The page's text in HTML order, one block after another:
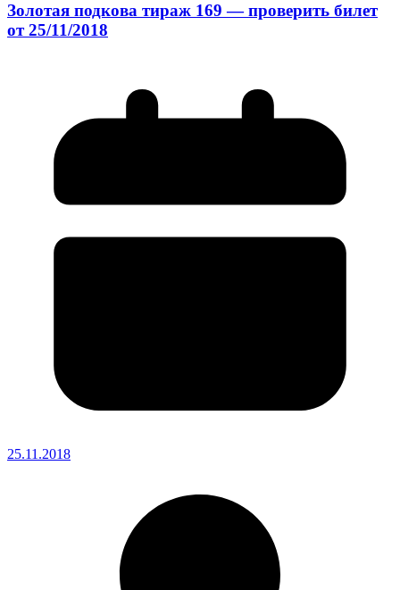
Золотая подкова тираж 169 — проверить билет
от 25/11/2018
25.11.2018